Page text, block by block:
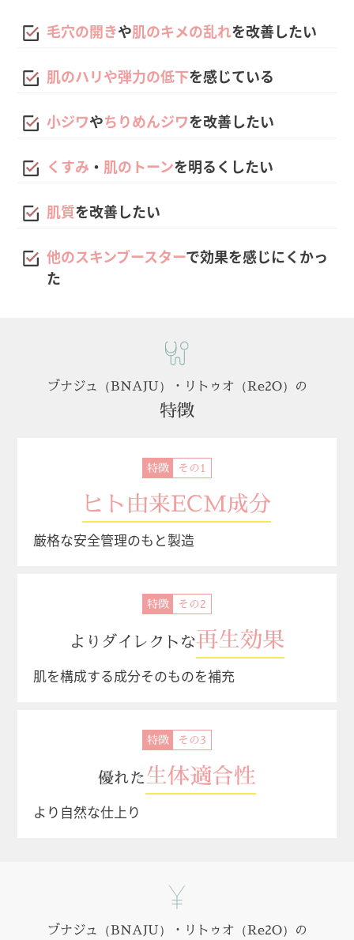
毛穴の開きや肌のキメの乱れを改善したい
肌のハリや弾力の低下を感じている
小ジワやちりめんジワを改善したい
くすみ ・ 肌のトーンを明るくしたい
肌質を改善したい
他のスキンブースターで効果を感じにくかっ
た
ブナジュ（BNAJU）・リトゥオ（Re2O）の
特徴
特徴
ヒト由来ECM成分
厳格な安全管理のもと製造
特徴
よりダイレクトな再生効果
肌を構成する成分そのものを補充
特徴
優れた生体適合性
より自然な仕上り
ブナジュ（BNAJU）・リトゥオ（Re2O）の